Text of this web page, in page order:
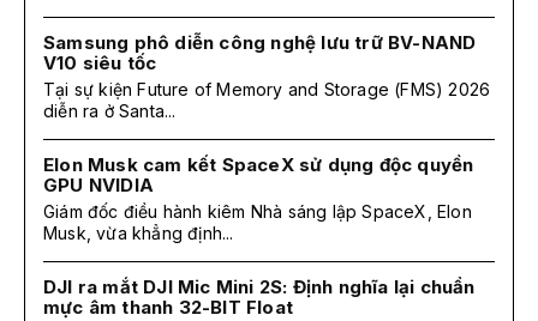
Samsung phô diễn công nghệ lưu trữ BV-NAND
V10 siêu tốc
Tại sự kiện Future of Memory and Storage (FMS) 2026
diễn ra ở Santa...
Elon Musk cam kết SpaceX sử dụng độc quyền
GPU NVIDIA
Giám đốc điều hành kiêm Nhà sáng lập SpaceX, Elon
Musk, vừa khẳng định...
DJI ra mắt DJI Mic Mini 2S: Định nghĩa lại chuẩn
mực âm thanh 32-BIT Float